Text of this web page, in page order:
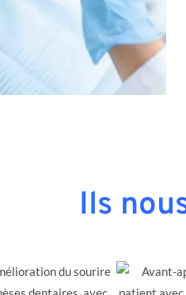
Ils